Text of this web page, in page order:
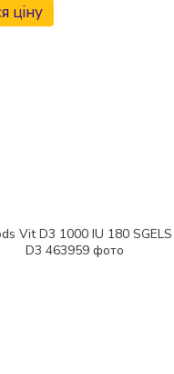
ціну